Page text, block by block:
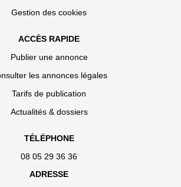
Gestion des cookies
ACCÈS RAPIDE
Publier une annonce
les annonces légales
Tarifs de publication
Actualités & dossiers
TÉLÉPHONE
08 05 29 36 36
ADRESSE